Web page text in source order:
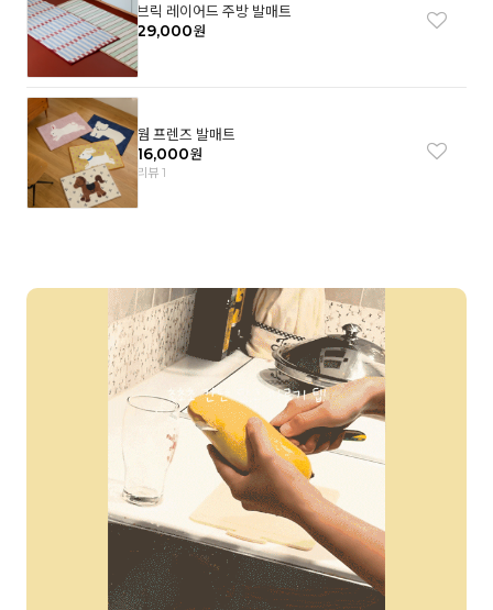
브릭 레이어드 주방 발매트
29,000원
웜 프렌즈 발매트
16,000원
리뷰 1